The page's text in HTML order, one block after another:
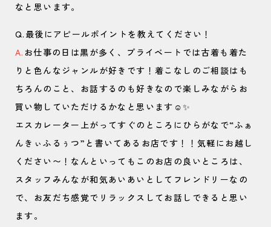
なと思います。
Q.最後にアピールポイントを教えてください！
A. お仕事の日は黒が多く、プライベートでは古着も着た
りと色んなジャンルが好きです！着こなしのご相談はも
ちろんのこと、お話するのも好きなので楽しみながらお
買い物していただけるかなと思います☺️✨
エスカレーター上がってすぐのところにひらがなで“ふぁ
んきぃふるぅつ”と書いてあるお店です！！気軽にお越し
ください〜！なんといってもこのお店の良いところは、
スタッフみんなが和気あいあいとしてフレンドリーなの
で、お友だち感覚でリラックスしてお話しできると思い
ます。